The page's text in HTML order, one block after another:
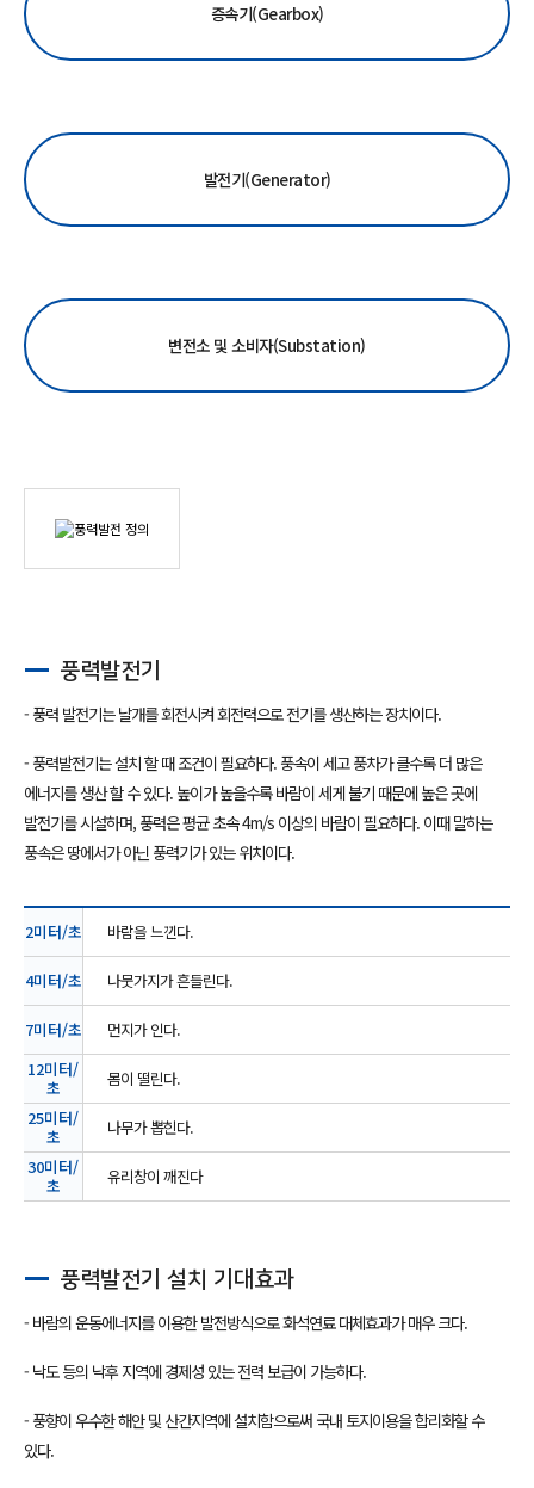
증속기(Gearbox)
발전기(Generator)
변전소 및 소비자(Substation)
풍력발전기
- 풍력 발전기는 날개를 회전시켜 회전력으로 전기를 생산하는 장치이다.
- 풍력발전기는 설치 할 때 조건이 필요하다. 풍속이 세고 풍차가 클수록 더 많은
에너지를 생산 할 수 있다. 높이가 높을수록 바람이 세게 불기 때문에 높은 곳에
발전기를 시설하며, 풍력은 평균 초속 4m/s 이상의 바람이 필요하다. 이때 말하는
풍속은 땅에서가 아닌 풍력기가 있는 위치이다.
2미터/초 바람을 느낀다.
4미터/초 나뭇가지가 흔들린다.
7미터/초
먼지가 인다.
12미터/
초
몸이 떨린다.
25미터/
초
나무가 뽑힌다.
30미터/
초
유리창이 깨진다
풍력발전기 설치 기대효과
- 바람의 운동에너지를 이용한 발전방식으로 화석연료 대체효과가 매우 크다.
- 낙도 등의 낙후 지역에 경제성 있는 전력 보급이 가능하다.
- 풍향이 우수한 해안 및 산간지역에 설치함으로써 국내 토지이용을 합리화할 수
있다.